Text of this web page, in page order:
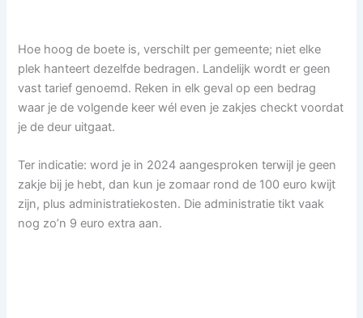
Hoe hoog de boete is, verschilt per gemeente; niet elke
plek hanteert dezelfde bedragen. Landelijk wordt er geen
vast tarief genoemd. Reken in elk geval op een bedrag
waar je de volgende keer wél even je zakjes checkt voordat
je de deur uitgaat.
Ter indicatie: word je in 2024 aangesproken terwijl je geen
zakje bij je hebt, dan kun je zomaar rond de 100 euro kwijt
zijn, plus administratiekosten. Die administratie tikt vaak
nog zo’n 9 euro extra aan.